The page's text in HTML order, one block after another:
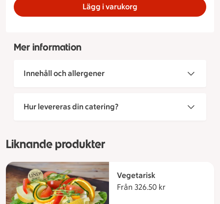
Lägg i varukorg
Mer information
Innehåll och allergener
Hur levereras din catering?
Liknande produkter
Vegetarisk
Från 326.50 kr